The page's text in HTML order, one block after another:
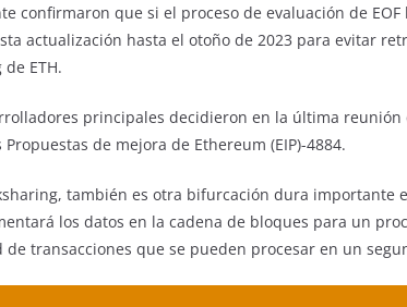
confirmaron que si el proceso de evaluación de
actualización hasta el otoño de 2023 para evitar
ETH.
principales decidieron en la última
de mejora de Ethereum (EIP)-4884.
también es otra bifurcación dura importante
los datos en la cadena de bloques para un
transacciones que se pueden procesar en un